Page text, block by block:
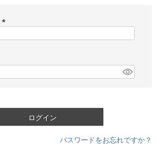
ログイン
パスワードをお忘れですか？